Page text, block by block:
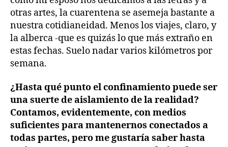
otras artes, la cuarentena se asemeja bastante a
nuestra cotidianeidad. Menos los viajes, claro, y
la alberca -que es quizás lo que más extraño en
estas fechas. Suelo nadar varios kilómetros por
semana.
¿Hasta qué punto el confinamiento puede ser
una suerte de aislamiento de la realidad?
Contamos, evidentemente, con medios
suficientes para mantenernos conectados a
todas partes, pero me gustaría saber hasta